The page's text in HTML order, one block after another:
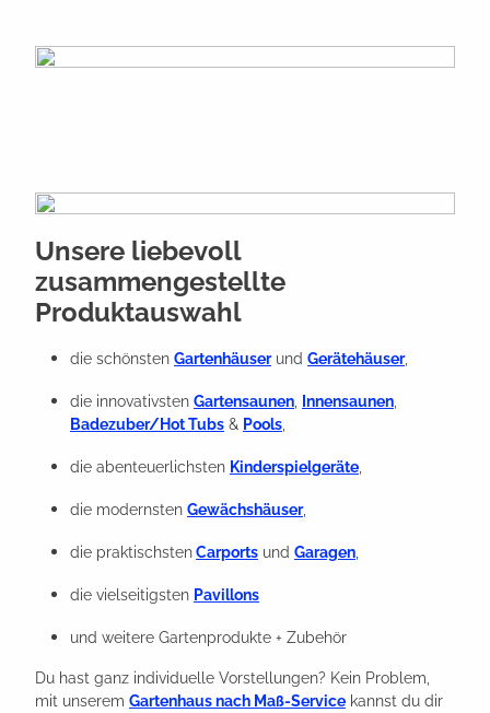
Unsere liebevoll
zusammengestellte
Produktauswahl
die schönsten Gartenhäuserund Gerätehäuser,
die innovativsten Gartensaunen Innensaunen
Badezuber/Hot Tubs & Pools
die abenteuerlichsten Kinderspielgeräte
die modernsten Gewächshäuser,
die praktischstenCarports und Garagen
die vielseitigsten Pavillons
und weitere Gartenprodukte + Zubehör
Du hast ganz individuelle Vorstellungen? Kein Problem,
mit unserem Gartenhaus nach Maß-Service kannst du dir